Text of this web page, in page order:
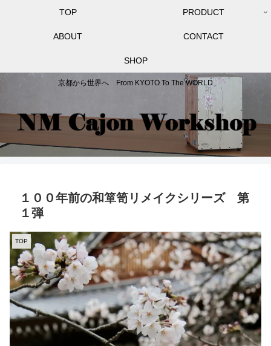
京都から世界へ From KYOTO To The WORLD
TOP PRODUCT
ABOUT CONTACT
SHOP
１００年前の和箪笥リメイクシリーズ 第
１弾
TOP